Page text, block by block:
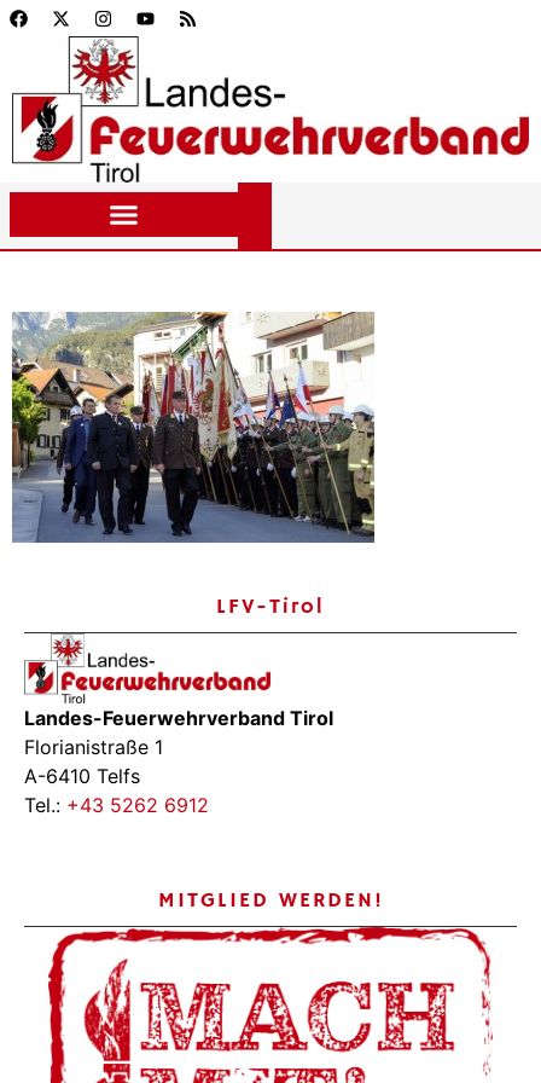
LFV-Tirol
Landes-Feuerwehrverband Tirol
Florianistraße 1
A-6410 Telfs
Tel.: +43 5262 6912
MITGLIED WERDEN!